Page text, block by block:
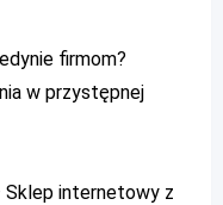
firmom?
w przystępnej
Sklep internetowy z